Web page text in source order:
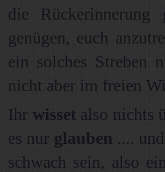
die Rückerinnerung
genügen, euch
ein solches Streben
nicht aber im freien
Ihr wissetalso nichts
es nur glauben ....
schwach sein, also